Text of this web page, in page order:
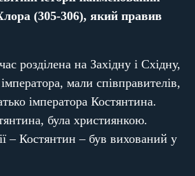
(305-306), який правив
розділена на Західну і Східну,
мали співправителів,
імператора Костянтина.
була християнкою.
– Костянтин – був вихований у